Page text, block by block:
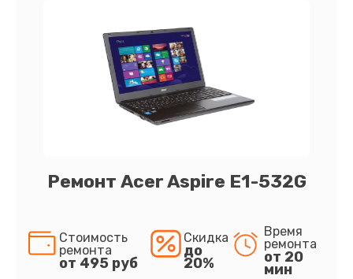
Ремонт Acer Aspire E1-532G
Стоимость
ремонта
от 495 руб
Скидка
до
20%
Время
ремонта
от 20
мин